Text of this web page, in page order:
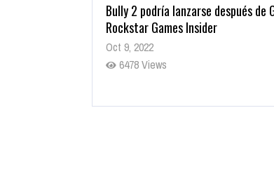
Bully 2 podría lanzarse después de
Rockstar Games Insider
Oct 9, 2022
6478 Views
Rumor: Se filtran los primeros